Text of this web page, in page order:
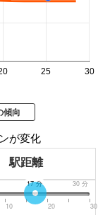
25 30
傾向
が変化
駅距離
30 分
17分
10 20 30